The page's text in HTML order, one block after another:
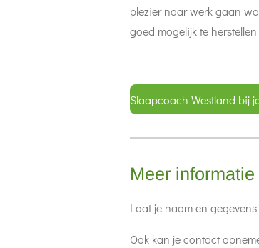
plezier naar werk gaan
goed mogelijk te
Slaapcoach Westland bij
Meer informatie
Laat je naam en
Ook kan je contact